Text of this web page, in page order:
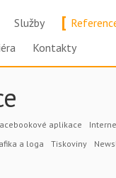
Služby [
Kontakty
aplikace
a loga Tiskoviny